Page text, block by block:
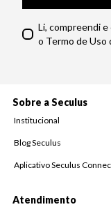
Li, compreendi
o Termo de Uso
Sobre a Seculus
Institucional
Blog Seculus
Aplicativo Seculus
Atendimento